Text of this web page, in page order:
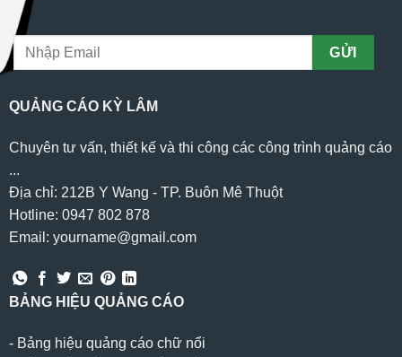
QUẢNG CÁO KỲ LÂM
Chuyên tư vấn, thiết kế và thi công các công trình quảng cáo
...
Địa chỉ: 212B Y Wang - TP. Buôn Mê Thuột
Hotline: 0947 802 878
Email: yourname@gmail.com
BẢNG HIỆU QUẢNG CÁO
- Bảng hiệu quảng cáo chữ nổi